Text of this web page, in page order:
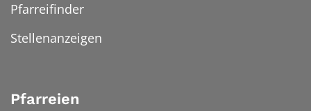
Pfarreifinder
Stellenanzeigen
Pfarreien